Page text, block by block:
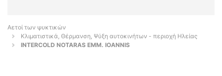
Αετοί των ψυκτικών
Κλιματιστικά, Θέρμανση, Ψύξη αυτοκινήτων - περιοχή Ηλείας
INTERCOLD NOTARAS EMM. IOANNIS